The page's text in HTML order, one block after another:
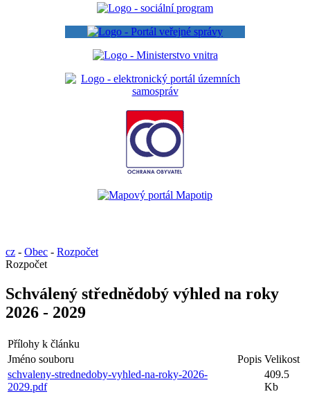
cz - Obec - Rozpočet
Rozpočet
Schválený střednědobý výhled na roky
2026 - 2029
Přílohy k článku
Jméno souboru
Popis Velikost
schvaleny-strednedoby-vyhled-na-roky-2026-
2029.pdf
409.5
Kb